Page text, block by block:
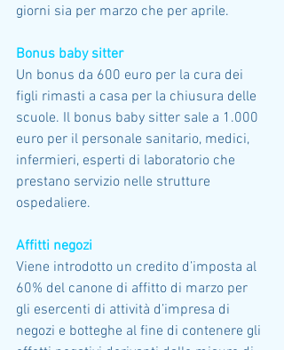
giorni sia per marzo che per aprile.
Bonus baby sitter
Un bonus da 600 euro per la cura dei
figli rimasti a casa per la chiusura delle
scuole. Il bonus baby sitter sale a 1.000
euro per il personale sanitario, medici,
infermieri, esperti di laboratorio che
prestano servizio nelle strutture
ospedaliere.
Affitti negozi
Viene introdotto un credito d’imposta al
60% del canone di affitto di marzo per
gli esercenti di attività d’impresa di
negozi e botteghe al fine di contenere gli